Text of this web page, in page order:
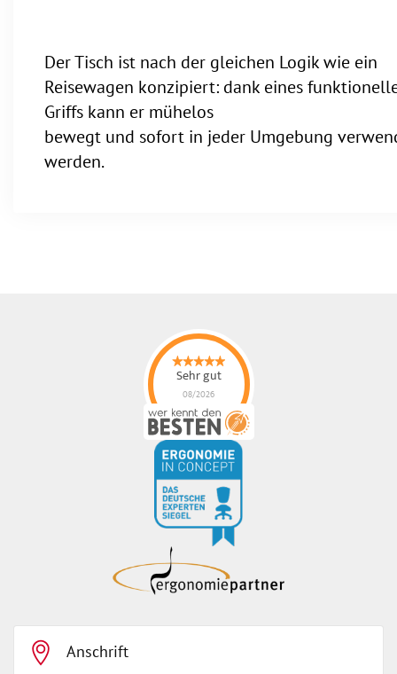
Der Tisch ist nach der gleichen Logik wie ein
Reisewagen konzipiert: dank eines
Griffs kann er mühelos
bewegt und sofort in jeder Umgebung
werden.
Sehr gut
08/2026
ErgonoMIX GmbHhat
4.96von5Sternen |
105ErgonoMIX
GmbHBewertungen
auf
werkenntdenBESTEN.de
Anschrift